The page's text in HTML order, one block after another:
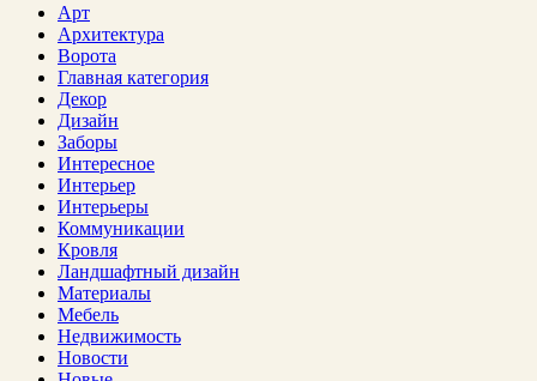
Арт
Архитектура
Ворота
Главная категория
Декор
Дизайн
Заборы
Интересное
Интерьер
Интерьеры
Коммуникации
Кровля
Ландшафтный дизайн
Материалы
Мебель
Недвижимость
Новости